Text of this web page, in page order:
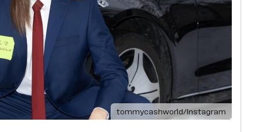
tommycashworld/Instagram